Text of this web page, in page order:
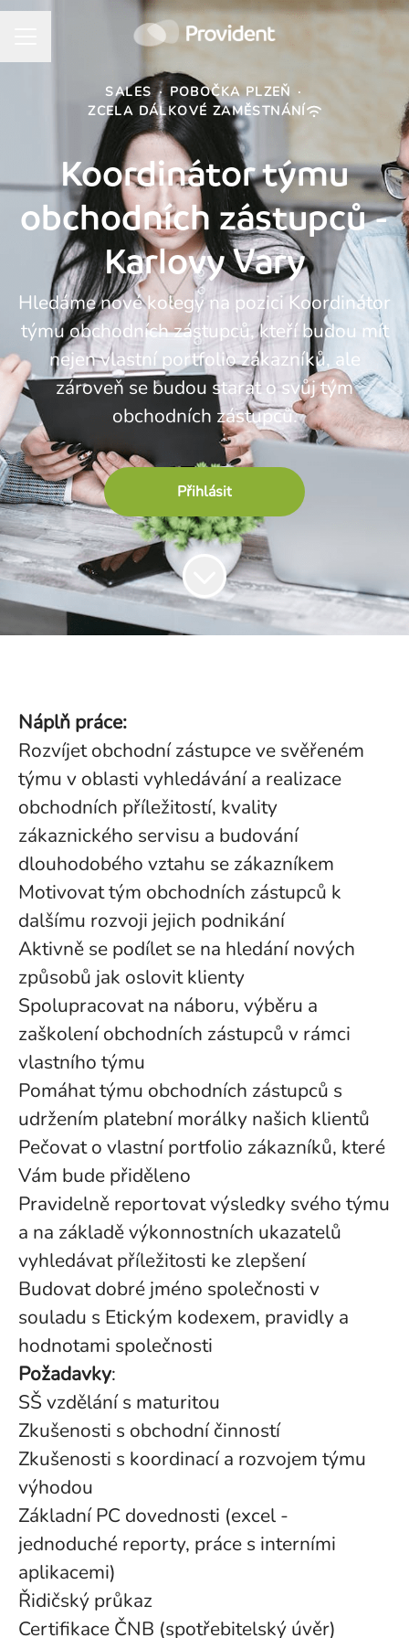
KARIÉRNÍ NABÍDKA
SALES · POBOČKA PLZEŇ ·
ZCELA DÁLKOVÉ ZAMĚSTNÁNÍ
Koordinátor týmu
obchodních zástupců -
Karlovy Vary
Hledáme nové kolegy na pozici Koordinátor
týmu obchodních zástupců, kteří budou mít
nejen vlastní portfolio zákazníků, ale
zároveň se budou starat o svůj tým
obchodních zástupců.
Přihlásit
Náplň práce:
Rozvíjet obchodní zástupce ve svěřeném
týmu v oblasti vyhledávání a realizace
obchodních příležitostí, kvality
zákaznického servisu a budování
dlouhodobého vztahu se zákazníkem
Motivovat tým obchodních zástupců k
dalšímu rozvoji jejich podnikání
Aktivně se podílet se na hledání nových
způsobů jak oslovit klienty
Spolupracovat na náboru, výběru a
zaškolení obchodních zástupců v rámci
vlastního týmu
Pomáhat týmu obchodních zástupců s
udržením platební morálky našich klientů
Pečovat o vlastní portfolio zákazníků, které
Vám bude přiděleno
Pravidelně reportovat výsledky svého týmu
a na základě výkonnostních ukazatelů
vyhledávat příležitosti ke zlepšení
Budovat dobré jméno společnosti v
souladu s Etickým kodexem, pravidly a
hodnotami společnosti
Požadavky:
SŠ vzdělání s maturitou
Zkušenosti s obchodní činností
Zkušenosti s koordinací a rozvojem týmu
výhodou
Základní PC dovednosti (excel -
jednoduché reporty, práce s interními
aplikacemi)
Řidičský průkaz
Certifikace ČNB (spotřebitelský úvěr)